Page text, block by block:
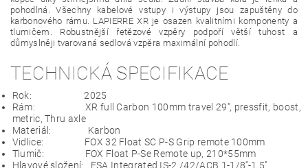
pohodlná. Všechny kabelové vstupy i výstupy jsou zapuštěny do
karbonového rámu. LAPIERRE XR je osazen kvalitními komponenty a
tlumičem. Robustnější řetězové vzpěry podpoří větší tuhost a
důmyslněji tvarovaná sedlová vzpěra maximální pohodlí.
TECHNICKÁ SPECIFIKACE
Rok:2025
Rám: XR full Carbon 100mm travel 29'', pressfit, boost,
metric, Thru axle
Materiál: Karbon
Vidlice: FOX 32 Float SC P-S Grip remote 100mm
Tlumič: FOX Float P-Se Remote up, 210*55mm
Hlavové složení: FSA Integrated IS-2 /42/ACB 1-1/8''-1.5''